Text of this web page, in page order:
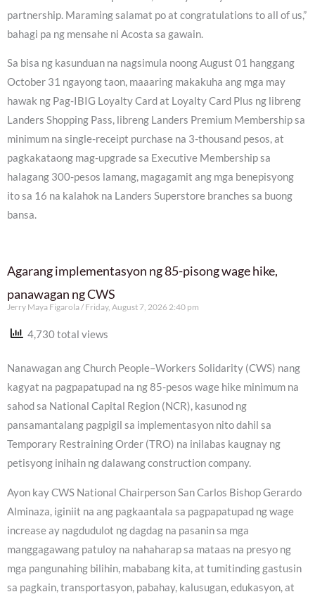
partnership. Maraming salamat po at congratulations to all of us,”
bahagi pa ng mensahe ni Acosta sa gawain.
Sa bisa ng kasunduan na nagsimula noong August 01 hanggang
October 31 ngayong taon, maaaring makakuha ang mga may
hawak ng Pag-IBIG Loyalty Card at Loyalty Card Plus ng libreng
Landers Shopping Pass, libreng Landers Premium Membership sa
minimum na single-receipt purchase na 3-thousand pesos, at
pagkakataong mag-upgrade sa Executive Membership sa
halagang 300-pesos lamang, magagamit ang mga benepisyong
ito sa 16 na kalahok na Landers Superstore branches sa buong
bansa.
Agarang implementasyon ng 85-pisong wage hike,
panawagan ng CWS
Jerry Maya Figarola Friday, August 7, 2026 2:40 pm
4,730 total views
Nanawagan ang Church People–Workers Solidarity (CWS) nang
kagyat na pagpapatupad na ng 85-pesos wage hike minimum na
sahod sa National Capital Region (NCR), kasunod ng
pansamantalang pagpigil sa implementasyon nito dahil sa
Temporary Restraining Order (TRO) na inilabas kaugnay ng
petisyong inihain ng dalawang construction company.
Ayon kay CWS National Chairperson San Carlos Bishop Gerardo
Alminaza, iginiit na ang pagkaantala sa pagpapatupad ng wage
increase ay nagdudulot ng dagdag na pasanin sa mga
manggagawang patuloy na nahaharap sa mataas na presyo ng
mga pangunahing bilihin, mababang kita, at tumitinding gastusin
sa pagkain, transportasyon, pabahay, kalusugan, edukasyon, at